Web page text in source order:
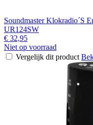
Soundmaster Klokradio´S
UR124SW
€ 32,95
Niet op voorraad
Vergelijk dit product